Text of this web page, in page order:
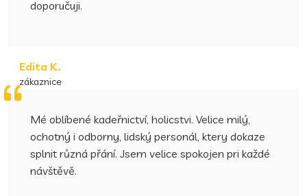
doporučuji.
Edita K.
zákaznice
Mé oblíbené kadeřnictví, holicstvi. Velice milý,
ochotný i odborny, lidský personál, ktery dokaze
splnit různá přání. Jsem velice spokojen pri každé
návštěvě.